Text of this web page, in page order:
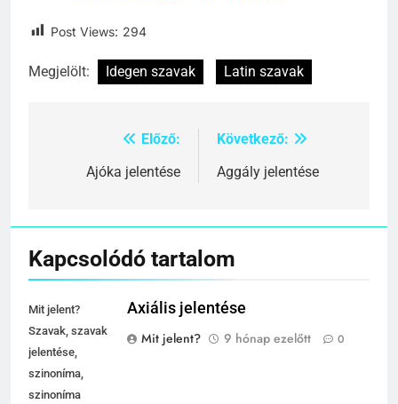
Post Views: 294
Megjelölt: Idegen szavak Latin szavak
Bejegyzés
navigáció
Előző:
Ajóka jelentése
Következő:
Aggály jelentése
Kapcsolódó tartalom
Mit jelent?
Szavak, szavak
jelentése,
szinoníma,
szinoníma
Axiális jelentése
Mit jelent?
9 hónap ezelőtt 0